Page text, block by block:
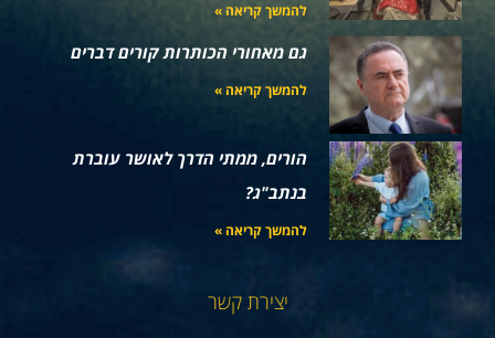
להמשך קריאה »
גם מאחורי הכותרות קורים דברים
להמשך קריאה »
הורים, ממתי הדרך לאושר עוברת
בנתב"ג?
להמשך קריאה »
יצירת קשר